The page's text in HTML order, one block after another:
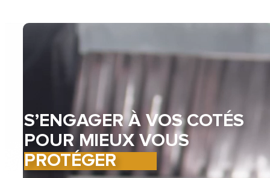
S’ENGAGER À VOS COTÉS
POUR MIEUX VOUS
PROTÉGER